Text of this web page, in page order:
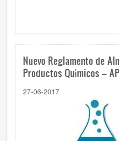
Nuevo Reglamento de
Productos Químicos –
27-06-2017